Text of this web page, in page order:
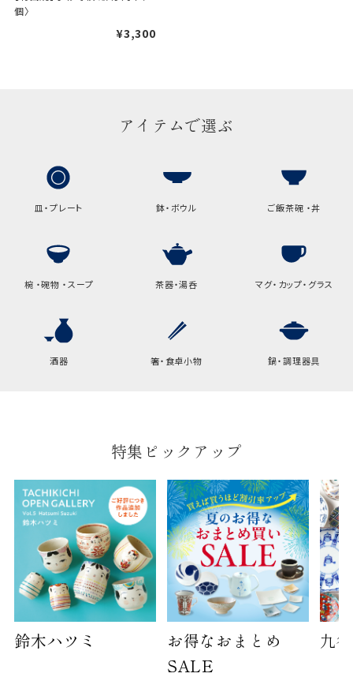
ギフト袋について
たします。
手提げ袋について
A:京名所 袋
22cm
幅
9cm
高さ
横
30cm
幅
14cm
袋のサイズは当店で最適なものをご用意いたしま
す。
ご提供枚数の上限はご注文商品数となります。
天掛け包装、ギフト袋対応の商品にはおつけでき
※犬猫時計には、手提袋をお付けできません
個〉
¥3,300
アイテムで選ぶ
皿・プレート 鉢・ボウル ご飯茶碗 ・丼
椀 ・碗物 ・スープ 茶器・湯呑 マグ・カップ・グラス
酒器 箸・食卓小物 鍋・調理器具
特集ピックアップ
鈴木ハツミ
お得なおまとめ
SALE
九